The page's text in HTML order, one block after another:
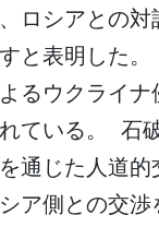
ロシアとの対
と表明した
るウクライナ
ている。 石
を通じた人道
ア側との交渉